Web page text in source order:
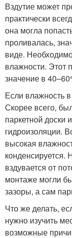
Вздутие может
практически
она могла
проливалась,
виде.
влажности. Этот
значение в
Если влажность
Скорее всего,
паркетной доски
гидроизоляции.
высокая
конденсируется.
вздувается от
монтаже могли
зазоры, а сам
Что же делать,
нужно изучить
возможные